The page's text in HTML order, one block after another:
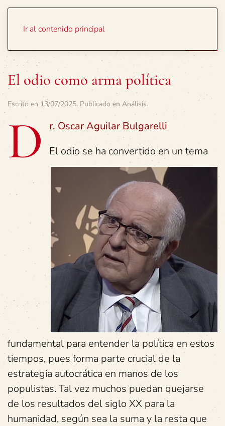
Ir al contenido principal
El odio como arma política
Escrito en 13/07/2025. Publicado en Análisis.
D
r. Oscar Aguilar Bulgarelli
El odio se ha convertido en un tema
fundamental para entender la política en estos
tiempos, pues forma parte crucial de la
estrategia autocrática en manos de los
populistas. Tal vez muchos puedan quejarse
de los resultados del siglo XX para la
humanidad, según sea la suma y la resta que